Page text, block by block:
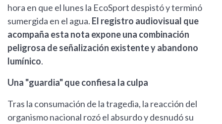
hora en que el lunes la EcoSport despistó y terminó
sumergida en el agua. El registro audiovisual que
acompaña esta nota expone una combinación
peligrosa de señalización existente y abandono
lumínico.
Una "guardia" que confiesa la culpa
Tras la consumación de la tragedia, la reacción del
organismo nacional rozó el absurdo y desnudó su